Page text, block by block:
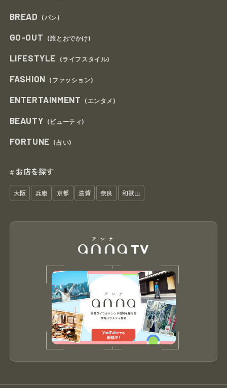
BREAD (パン)
GO-OUT (旅とおでかけ)
LIFESTYLE (ライフスタイル)
FASHION (ファッション)
ENTERTAINMENT (エンタメ)
BEAUTY (ビューティ)
FORTUNE (占い)
# お店を探す
大阪 兵庫 京都 滋賀 奈良 和歌山